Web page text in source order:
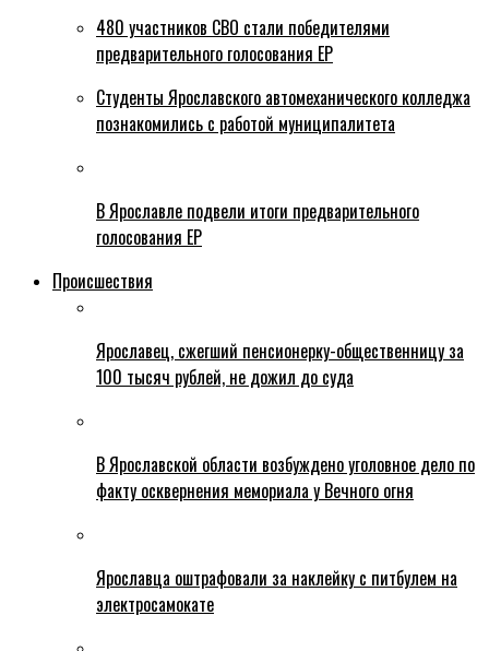
480 участников СВО стали победителями
предварительного голосования ЕР
Студенты Ярославского автомеханического колледжа
познакомились с работой муниципалитета
В Ярославле подвели итоги предварительного
голосования ЕР
Происшествия
Ярославец, сжегший пенсионерку-общественницу за
100 тысяч рублей, не дожил до суда
В Ярославской области возбуждено уголовное дело по
факту осквернения мемориала у Вечного огня
Ярославца оштрафовали за наклейку с питбулем на
электросамокате